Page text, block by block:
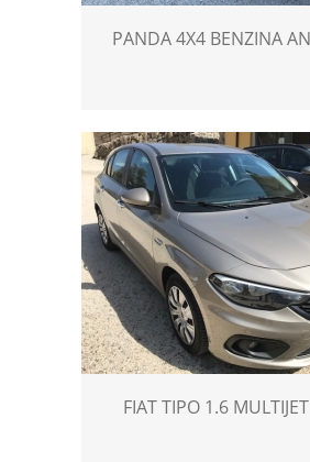
PANDA 4X4 BENZINA
FIAT TIPO 1.6